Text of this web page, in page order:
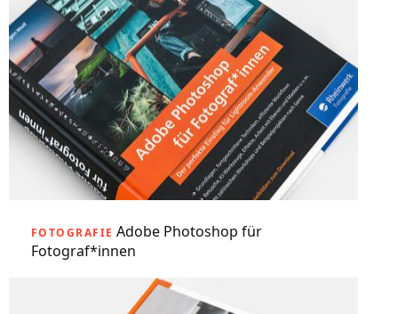
FOTOGRAFIE Adobe Photoshop für
Fotograf*innen